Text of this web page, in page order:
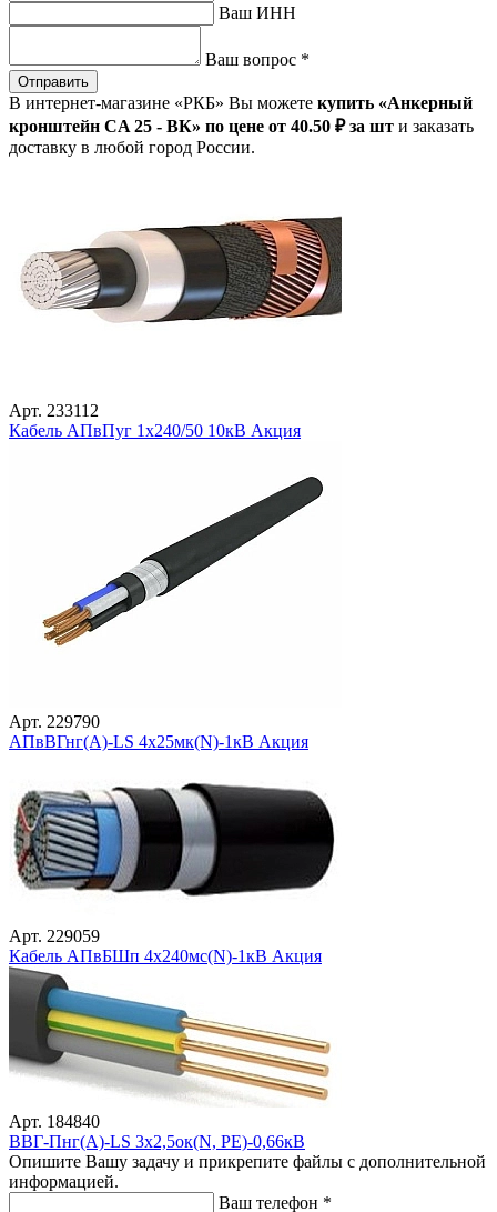
Ваш ИНН
Ваш вопрос *
Отправить
В интернет-магазине «РКБ» Вы можете купить «Анкерный
кронштейн CA 25 - ВК» по цене от 40.50 ₽за шт и заказать
доставку в любой город России.
Арт. 233112
Кабель АПвПуг 1х240/50 10кВ Акция
Арт. 229790
АПвВГнг(А)-LS 4х25мк(N)-1кВ Акция
Арт. 229059
Кабель АПвБШп 4х240мс(N)-1кВ Акция
Арт. 184840
ВВГ-Пнг(А)-LS 3х2,5ок(N, PE)-0,66кВ
Опишите Вашу задачу и прикрепите файлы с дополнительной
информацией.
Ваш телефон *